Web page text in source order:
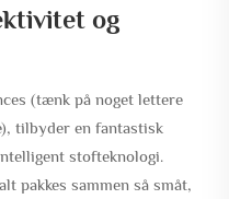
og
(tænk på noget lettere
tilbyder en fantastisk
stofteknologi.
pakkes sammen så småt,